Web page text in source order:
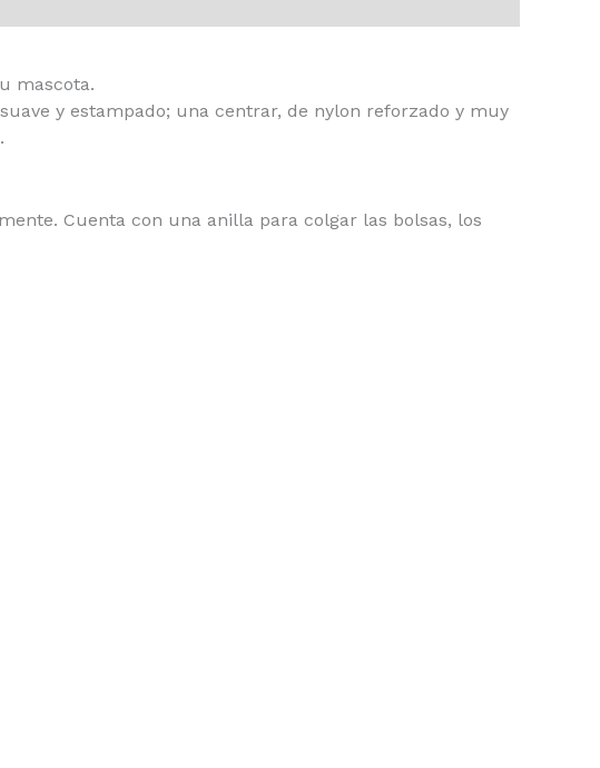
mascota.
y estampado; una centrar, de nylon reforzado y muy
Cuenta con una anilla para colgar las bolsas, los